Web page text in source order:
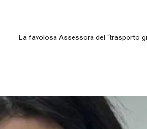
La favolosa Assessora del “trasporto